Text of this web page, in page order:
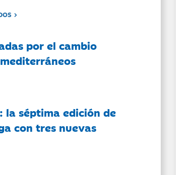
por el cambio
séptima edición de
con tres nuevas